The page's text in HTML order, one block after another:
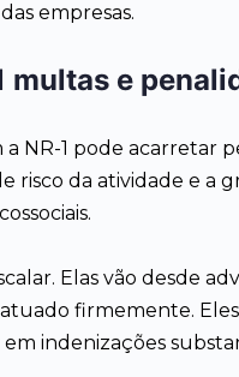
empresas.
multas e
NR-1 pode acarretar
risco da atividade e a
Elas vão desde
firmemente.
indenizações